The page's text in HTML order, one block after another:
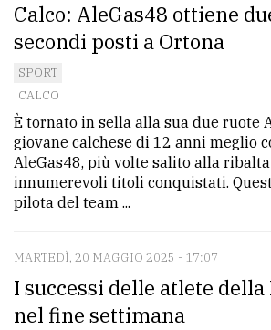
Calco: AleGas48 ottiene
secondi posti a Ortona
SPORT
CALCO
È tornato in sella alla sua due ruote
giovane calchese di 12 anni meglio
AleGas48, più volte salito alla
innumerevoli titoli conquistati.
pilota del team ...
MARTEDÌ, 20 MAGGIO 2025 - 17:07
I successi delle atlete
nel fine settimana